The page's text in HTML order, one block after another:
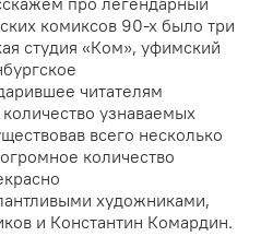
комиксов 90-х было три
студия «Ком», уфимский
читателям
узнаваемых
всего несколько
количество
художниками,
и Константин Комардин.